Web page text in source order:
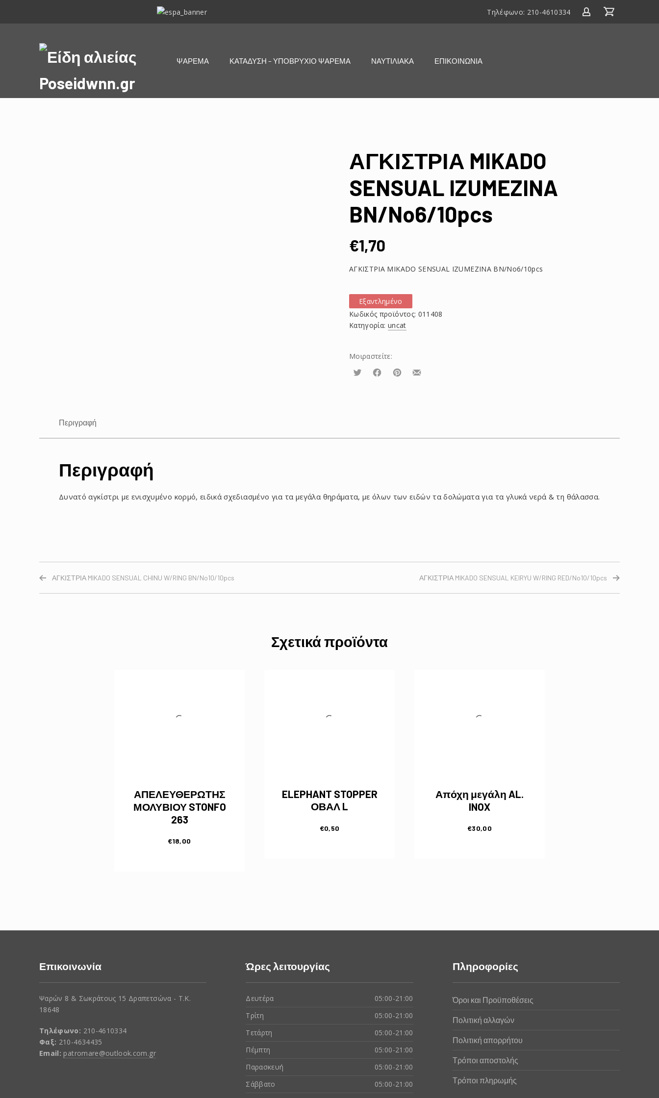
ΕΣΠΑ
Τηλέφωνο: 210-4610334
Είδη
αλιείας
ΨΑΡΕΜΑ ΚΑΤΑΔΥΣΗ – ΥΠΟΒΡΥΧΙΟ ΨΑΡΕΜΑ ΝΑΥΤΙΛΙΑΚΑ ΕΠΙΚΟΙΝΩΝΙΑ
ΑΓΚΙΣΤΡΙΑ MIKADO
SENSUAL IZUMEZINA
BN/No6/10pcs
€1,70
ΑΓΚΙΣΤΡΙΑ MIKADO SENSUAL IZUMEZINA BN/No6/10pcs
Εξαντλημένο
Κωδικός προϊόντος: 011408
Κατηγορία: uncat
Μοιραστείτε:
Τουίτα ΜοιραστείτεΜοιραστείτεΜοιραστείτε
Περιγραφή
Περιγραφή
Δυνατό αγκίστρι με ενισχυμένο κορμό, ειδικά σχεδιασμένο για τα μεγάλα θηράματα, με όλων των ειδών τα δολώματα για τα γλυκά νερά & τη θάλασσα.
ΑΓΚΙΣΤΡΙΑ MIKADO SENSUAL CHINU W/RING BN/No10/10pcs ΑΓΚΙΣΤΡΙΑ MIKADO SENSUAL KEIRYU W/RING RED/No10/10pcs
Σχετικά προϊόντα
ΑΠΕΛΕΥΘΕΡΩΤΗΣ
ΜΟΛΥΒΙΟΥ STONFO
263
€18,00
ELEPHANT STOPPER
ΟΒΑΛ L
€0,50
Απόχη μεγάλη AL.
INOX
€30,00
Επικοινωνία
Ψαρών 8 & Σωκράτους 15 Δραπετσώνα - Τ.Κ.
18648
Τηλέφωνο: 210-4610334
Φαξ: 210-4634435
Email: patromare@outlook.com.gr
Ώρες λειτουργίας
Δευτέρα
05:00-21:00
Τρίτη
05:00-21:00
Τετάρτη
05:00-21:00
Πέμπτη
05:00-21:00
Παρασκευή
05:00-21:00
Σάββατο
05:00-21:00
Πληροφορίες
Όροι και Προϋποθέσεις
Πολιτική αλλαγών
Πολιτική απορρήτου
Τρόποι αποστολής
Τρόποι πληρωμής